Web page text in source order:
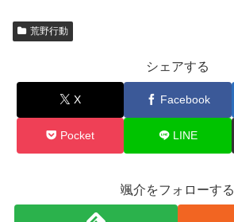
荒野行動
シェアする
X Facebook
Pocket LINE
颯介をフォローする